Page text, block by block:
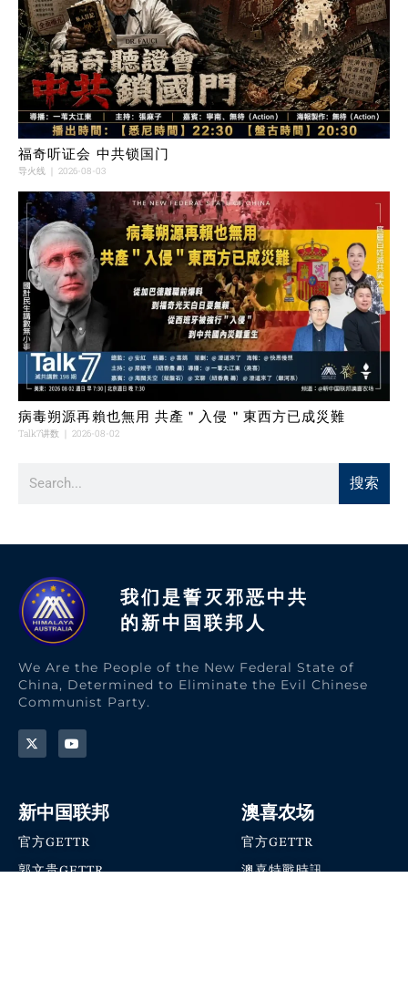
福奇听证会 中共锁国门
导火线 2026-08-03
病毒朔源再賴也無用 共產＂入侵＂東西方已成災難
Talk7讲数 2026-08-02
搜索
我们是誓灭邪恶中共
的新中国联邦人​
We Are the People of the New Federal State of
China, Determined to Eliminate the Evil Chinese
Communist Party.
新中国联邦
官方GETTR
郭文贵GETTR
澳喜农场
官方GETTR
澳喜特戰時訊